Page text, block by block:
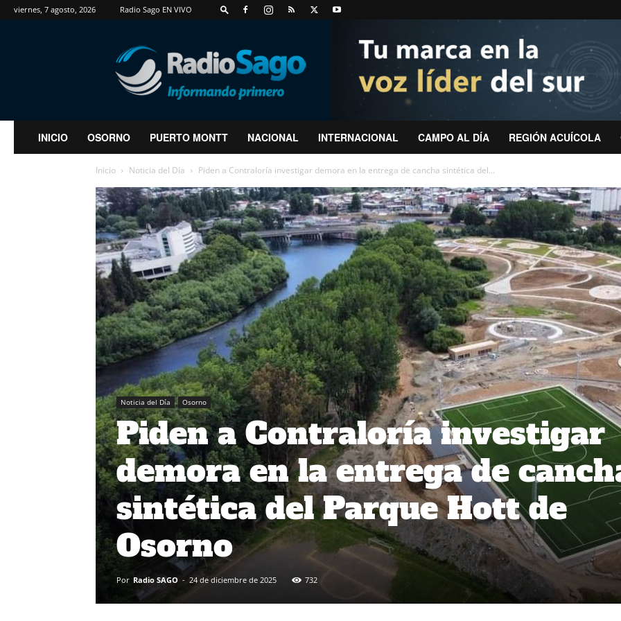
viernes, 7 agosto, 2026 Radio Sago EN VIVO
RadioSago
INICIO OSORNO PUERTO MONTT NACIONAL INTERNACIONAL CAMPO AL DÍA REGIÓN ACUÍCOLA
Inicio Noticia del Día Piden a Contraloría investigar demora en la entrega de cancha sintética del...
Noticia del Día Osorno
Piden a Contraloría investigar
demora en la entrega de
sintética del Parque Hott de
Osorno
Por Radio SAGO - 24 de diciembre de 2025 732